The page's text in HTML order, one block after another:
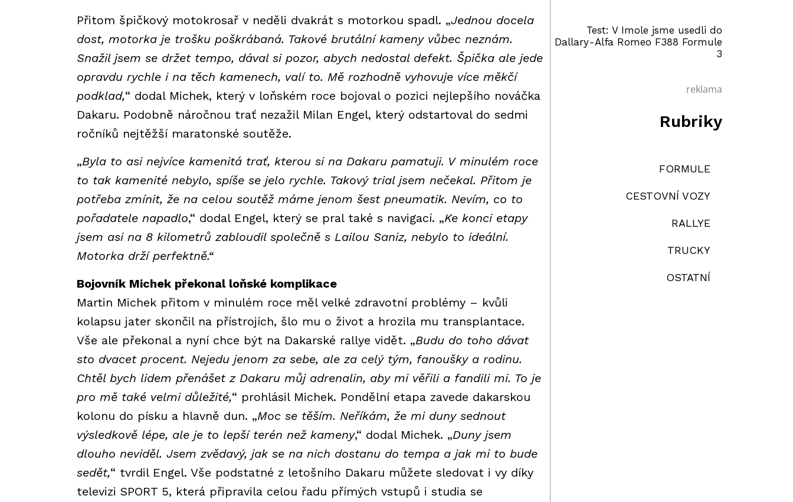
Přitom špičkový motokrosař v neděli dvakrát s motorkou spadl. „Jednou docela
dost, motorka je trošku poškrábaná. Takové brutální kameny vůbec neznám.
Snažil jsem se držet tempo, dával si pozor, abych nedostal defekt. Špička ale jede
opravdu rychle i na těch kamenech, valí to. Mě rozhodně vyhovuje více měkčí
podklad,“ dodal Michek, který v loňském roce bojoval o pozici nejlepšího nováčka
Dakaru. Podobně náročnou trať nezažil Milan Engel, který odstartoval do sedmi
ročníků nejtěžší maratonské soutěže.
„Byla to asi nejvíce kamenitá trať, kterou si na Dakaru pamatuji. V minulém roce
to tak kamenité nebylo, spíše se jelo rychle. Takový trial jsem nečekal. Přitom je
potřeba zmínit, že na celou soutěž máme jenom šest pneumatik. Nevím, co to
pořadatele napadlo,“ dodal Engel, který se pral také s navigací. „Ke konci etapy
jsem asi na 8 kilometrů zabloudil společně s Lailou Saniz, nebylo to ideální.
Motorka drží perfektně.“
Bojovník Michek překonal loňské komplikace
Martin Michek přitom v minulém roce měl velké zdravotní problémy – kvůli
kolapsu jater skončil na přístrojích, šlo mu o život a hrozila mu transplantace.
Vše ale překonal a nyní chce být na Dakarské rallye vidět. „Budu do toho dávat
sto dvacet procent. Nejedu jenom za sebe, ale za celý tým, fanoušky a rodinu.
Chtěl bych lidem přenášet z Dakaru můj adrenalin, aby mi věřili a fandili mi. To je
pro mě také velmi důležité,“ prohlásil Michek. Pondělní etapa zavede dakarskou
kolonu do písku a hlavně dun. „Moc se těším. Neříkám, že mi duny sednout
výsledkově lépe, ale je to lepší terén než kameny,“ dodal Michek. „Duny jsem
dlouho neviděl. Jsem zvědavý, jak se na nich dostanu do tempa a jak mi to bude
sedět,“ tvrdil Engel. Vše podstatné z letošního Dakaru můžete sledovat i vy díky
televizi SPORT 5, která připravila celou řadu přímých vstupů i studia se
Test: V Imole jsme usedli do
Dallary-Alfa Romeo F388 Formule
3
reklama
Rubriky
FORMULE
CESTOVNÍ VOZY
RALLYE
TRUCKY
OSTATNÍ